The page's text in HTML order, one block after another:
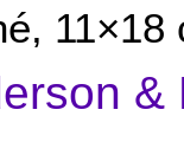
11×18
&